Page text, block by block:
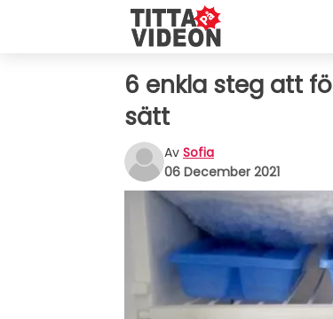
6 enkla steg att
sätt
Av Sofia
06 December 2021